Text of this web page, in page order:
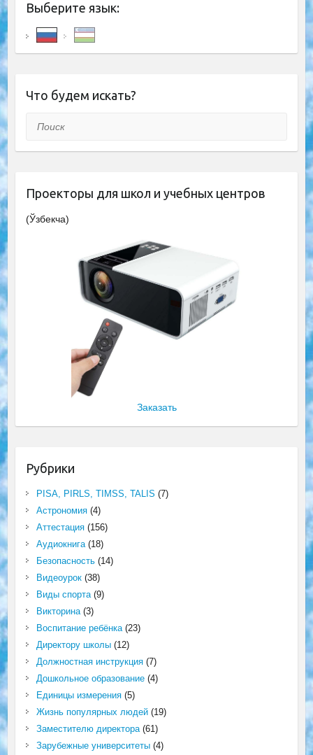
Выберите язык:
Что будем искать?
Поиск
Проекторы для школ и учебных центров
(Ўзбекча)
Заказать
Рубрики
PISA, PIRLS, TIMSS, TALIS (7)
Астрономия(4)
Аттестация(156)
Аудиокнига(18)
Безопасность(14)
Видеоурок(38)
Виды спорта(9)
Викторина(3)
Воспитание ребёнка(23)
Директору школы(12)
Должностная инструкция(7)
Дошкольное образование(4)
Единицы измерения(5)
Жизнь популярных людей(19)
Заместителю директора(61)
Зарубежные университеты(4)